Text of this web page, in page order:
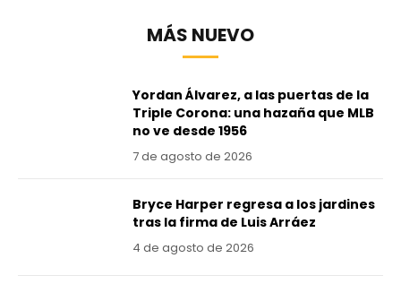
MÁS NUEVO
Yordan Álvarez, a las puertas de la
Triple Corona: una hazaña que MLB
no ve desde 1956
7 de agosto de 2026
Bryce Harper regresa a los jardines
tras la firma de Luis Arráez
4 de agosto de 2026